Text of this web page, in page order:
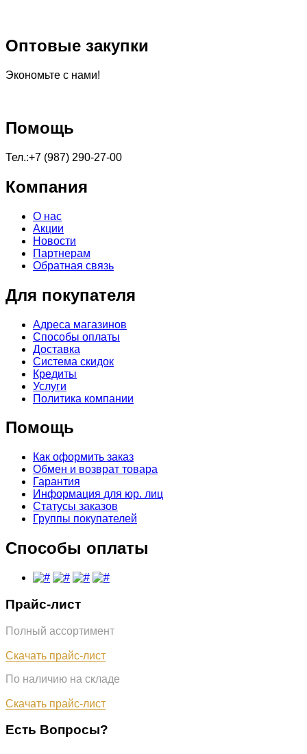
Оптовые закупки
Экономьте с нами!
Помощь
Тел.:+7 (987) 290-27-00
Компания
О нас
Акции
Новости
Партнерам
Обратная связь
Для покупателя
Адреса магазинов
Способы оплаты
Доставка
Система скидок
Кредиты
Услуги
Политика компании
Помощь
Как оформить заказ
Обмен и возврат товара
Гарантия
Информация для юр. лиц
Статусы заказов
Группы покупателей
Способы оплаты
Прайс-лист
Полный ассортимент
Скачать прайс-лист
По наличию на складе
Скачать прайс-лист
Есть Вопросы?